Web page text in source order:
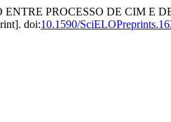
ENTRE PROCESSO DE CIM E
doi:10.1590/